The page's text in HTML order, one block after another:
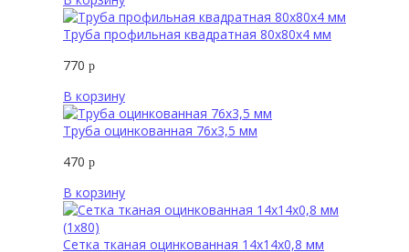
Труба профильная квадратная 80х80х4 мм
770 р
В корзину
Труба оцинкованная 76х3,5 мм
470 р
В корзину
Сетка тканая оцинкованная 14х14х0,8 мм